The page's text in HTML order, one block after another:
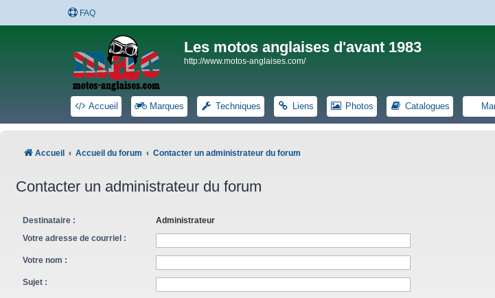
FAQ
Les motos anglaises d'avant 1983
http://www.motos-anglaises.com/
Accueil Marques Techniques Liens Photos Catalogues
Accueil Accueil du forum Contacter un administrateur du forum
Contacter un administrateur du forum
Destinataire :
Administrateur
Votre adresse de courriel :
Votre nom :
Sujet :